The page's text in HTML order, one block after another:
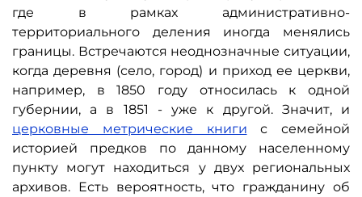
где в рамках административно-
территориального деления иногда менялись
границы. Встречаются неоднозначные ситуации,
когда деревня (село, город) и приход ее церкви,
например, в 1850 году относилась к одной
губернии, а в 1851 - уже к другой. Значит, и
церковные метрические книги с семейной
историей предков по данному населенному
пункту могут находиться у двух региональных
архивов. Есть вероятность, что гражданину об